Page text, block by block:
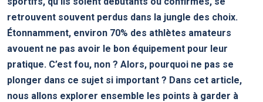
retrouvent souvent perdus dans la jungle des choix.
Étonnamment, environ 70% des athlètes amateurs
avouent ne pas avoir le bon équipement pour leur
pratique. C’est fou, non ? Alors, pourquoi ne pas se
plonger dans ce sujet si important ? Dans cet article,
nous allons explorer ensemble les points à garder à